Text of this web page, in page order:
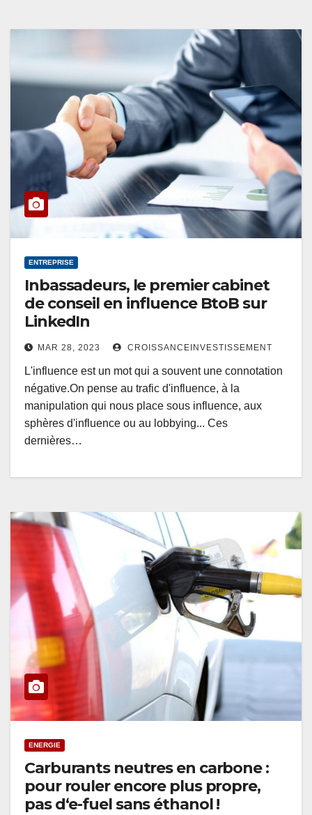
ENTREPRISE
Inbassadeurs, le premier cabinet
de conseil en influence BtoB sur
LinkedIn
MAR 28, 2023 CROISSANCEINVESTISSEMENT
L'influence est un mot qui a souvent une connotation
négative.On pense au trafic d'influence, à la
manipulation qui nous place sous influence, aux
sphères d'influence ou au lobbying... Ces
dernières…
ENERGIE
Carburants neutres en carbone :
pour rouler encore plus propre,
pas d‘e-fuel sans éthanol !